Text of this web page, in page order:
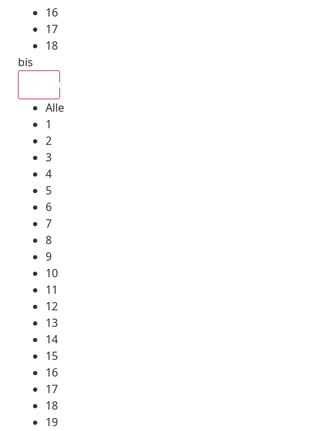
16
17
18
bis
Alle
1
2
3
4
5
6
7
8
9
10
11
12
13
14
15
16
17
18
19